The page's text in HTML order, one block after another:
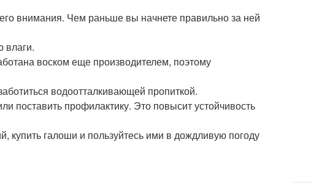
внимания. Чем раньше вы начнете правильно за ней
влаги.
воском еще производителем, поэтому
водоотталкивающей пропиткой.
поставить профилактику. Это повысит устойчивость
купить галоши и пользуйтесь ими в дождливую погоду